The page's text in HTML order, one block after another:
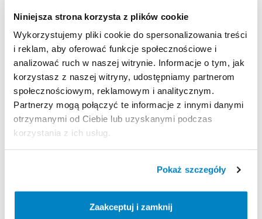
Niniejsza strona korzysta z plików cookie
Wykorzystujemy pliki cookie do spersonalizowania treści
i reklam, aby oferować funkcje społecznościowe i
analizować ruch w naszej witrynie. Informacje o tym, jak
korzystasz z naszej witryny, udostępniamy partnerom
społecznościowym, reklamowym i analitycznym.
Partnerzy mogą połączyć te informacje z innymi danymi
otrzymanymi od Ciebie lub uzyskanymi podczas
korzystania z ich usług.
Pokaż szczegóły
Zaakceptuj i zamknij
68 cm waga 450 g
Produkt z certyfikatem CE zgodnie z normą EN
13089:2011 + A1:2015; UIAA 152:2018 typ 1.
Strona produktu w sklepie
Zasady wypożyczenia
Regulamin wypożyczalni